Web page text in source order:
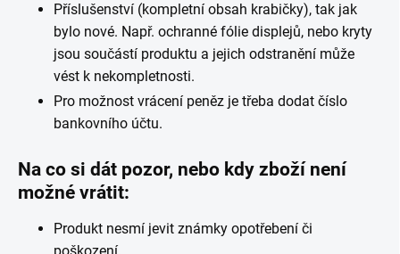
Příslušenství (kompletní obsah krabičky), tak jak
bylo nové. Např. ochranné fólie displejů, nebo kryty
jsou součástí produktu a jejich odstranění může
vést k nekompletnosti.
Pro možnost vrácení peněz je třeba dodat číslo
bankovního účtu.
Na co si dát pozor, nebo kdy zboží není
možné vrátit:
Produkt nesmí jevit známky opotřebení či